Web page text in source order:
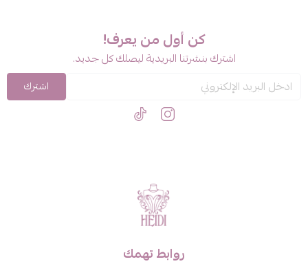
كن أول من يعرف!
اشترك بنشرتنا البريدية ليصلك كل جديد.
اشترك
روابط تهمك